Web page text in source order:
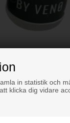
in statistik och
klicka dig vidare